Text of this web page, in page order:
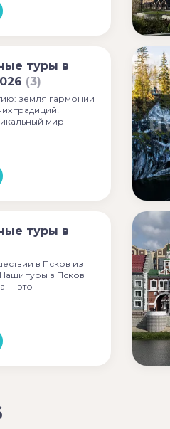
туры в
(3)
земля гармонии
традиций!
мир
туры в
в Псков из
туры в Псков
— это